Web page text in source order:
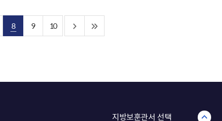
8 9 10
지방보훈관서 선택